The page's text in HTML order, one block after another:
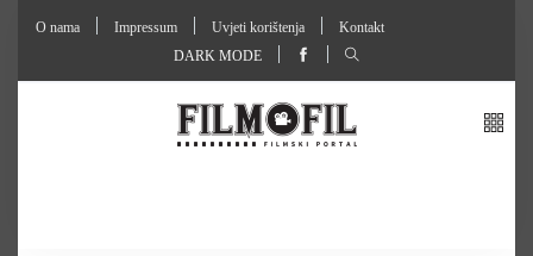
O nama Impressum Uvjeti korištenja
Kontakt
DARK MODE